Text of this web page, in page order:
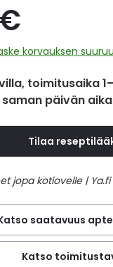
korvauksen
toimitusaika
päivän
Tilaa
saatavuus
Katso